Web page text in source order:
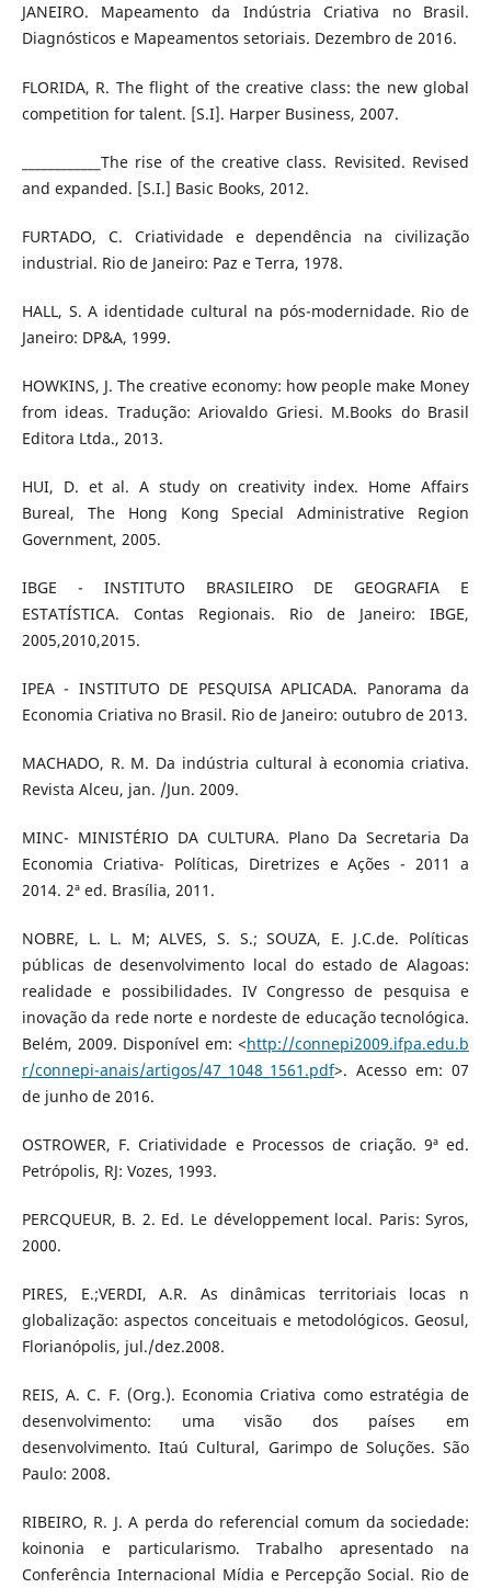
JANEIRO. Mapeamento da Indústria Criativa no Brasil.
Diagnósticos e Mapeamentos setoriais. Dezembro de 2016.
FLORIDA, R. The flight of the creative class: the new global
competition for talent. [S.I]. Harper Business, 2007.
____________The rise of the creative class. Revisited. Revised
and expanded. [S.I.] Basic Books, 2012.
FURTADO, C. Criatividade e dependência na civilização
industrial. Rio de Janeiro: Paz e Terra, 1978.
HALL, S. A identidade cultural na pós-modernidade. Rio de
Janeiro: DP&A, 1999.
HOWKINS, J. The creative economy: how people make Money
from ideas. Tradução: Ariovaldo Griesi. M.Books do Brasil
Editora Ltda., 2013.
HUI, D. et al. A study on creativity index. Home Affairs
Bureal, The Hong Kong Special Administrative Region
Government, 2005.
IBGE - INSTITUTO BRASILEIRO DE GEOGRAFIA E
ESTATÍSTICA. Contas Regionais. Rio de Janeiro: IBGE,
2005,2010,2015.
IPEA - INSTITUTO DE PESQUISA APLICADA. Panorama da
Economia Criativa no Brasil. Rio de Janeiro: outubro de 2013.
MACHADO, R. M. Da indústria cultural à economia criativa.
Revista Alceu, jan. /Jun. 2009.
MINC- MINISTÉRIO DA CULTURA. Plano Da Secretaria Da
Economia Criativa- Políticas, Diretrizes e Ações - 2011 a
2014. 2ª ed. Brasília, 2011.
NOBRE, L. L. M; ALVES, S. S.; SOUZA, E. J.C.de. Políticas
públicas de desenvolvimento local do estado de Alagoas:
realidade e possibilidades. IV Congresso de pesquisa e
inovação da rede norte e nordeste de educação tecnológica.
Belém, 2009. Disponível em: <http://connepi2009.ifpa.edu.b
r/connepi-anais/artigos/47_1048_1561.pdf>. Acesso em: 07
de junho de 2016.
OSTROWER, F. Criatividade e Processos de criação. 9ª ed.
Petrópolis, RJ: Vozes, 1993.
PERCQUEUR, B. 2. Ed. Le développement local. Paris: Syros,
2000.
PIRES, E.;VERDI, A.R. As dinâmicas territoriais locas n
globalização: aspectos conceituais e metodológicos. Geosul,
Florianópolis, jul./dez.2008.
REIS, A. C. F. (Org.). Economia Criativa como estratégia de
desenvolvimento: uma visão dos países em
desenvolvimento. Itaú Cultural, Garimpo de Soluções. São
Paulo: 2008.
RIBEIRO, R. J. A perda do referencial comum da sociedade:
koinonia e particularismo. Trabalho apresentado na
Conferência Internacional Mídia e Percepção Social. Rio de